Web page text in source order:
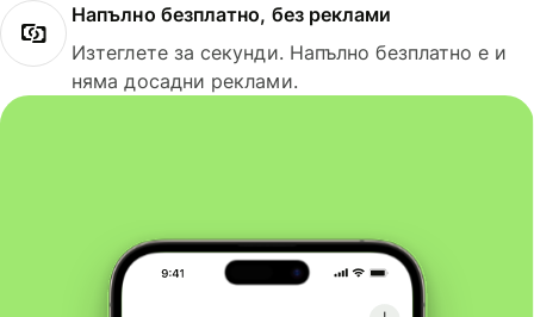
Напълно безплатно, без реклами
Изтеглете за секунди. Напълно безплатно е и
няма досадни реклами.